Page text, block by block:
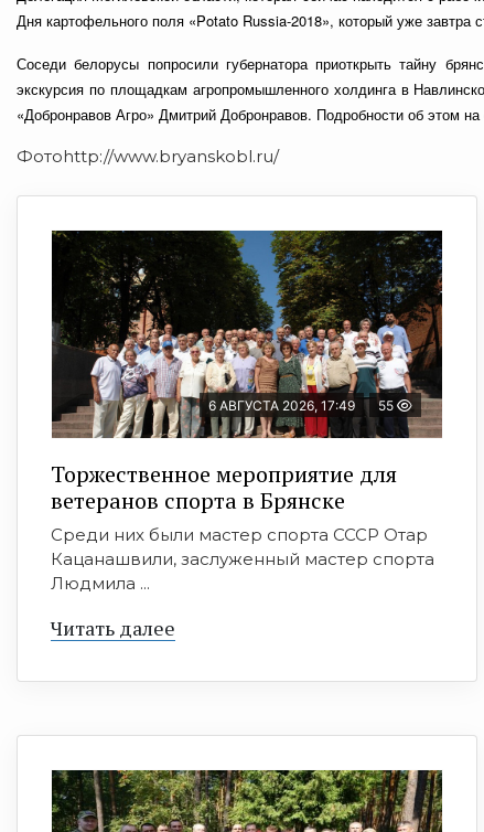
Дня картофельного поля «Potato Russia-2018», который уже завтра
Соседи белорусы попросили губернатора приоткрыть тайну
экскурсия по площадкам агропромышленного холдинга в
«Добронравов Агро» Дмитрий Добронравов. Подробности об этом на
Фотоhttp://www.bryanskobl.ru/
6 АВГУСТА 2026, 17:49 55
Торжественное мероприятие для
ветеранов спорта в Брянске
Среди них были мастер спорта СССР Отар
Кацанашвили, заслуженный мастер спорта
Людмила ...
Читать далее